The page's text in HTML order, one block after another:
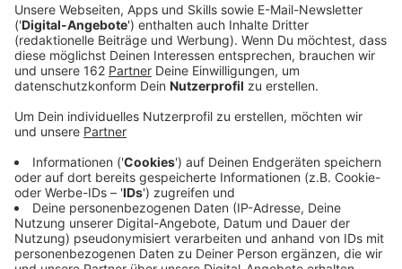
Anzeige
In Dinslaken kommen wir den Stars ab heute wieder
ganz nah. Das Fantastival startet im Burgtheater mit
weitere sieben Konzert-, Kabarett- und Musical-
Abende an. Rund die Hälfte sind schon ausverkauft.
Einer der Highlights ist Gregor Meyle, präsentiert von
Radio K.W. Außerdem werden etwa BAP, Joris und Berq
in Dinslaken erwartet. Schon im vergangenen Jahr war